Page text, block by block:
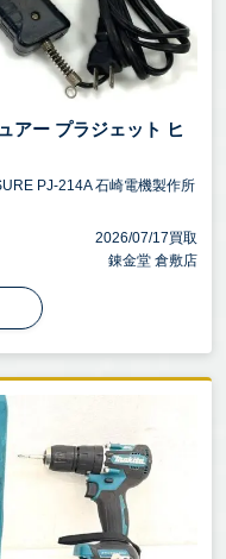
アー プラジェット ヒ
PJ-214A 石崎電機製作所
2026/07/17買取
錬金堂 倉敷店